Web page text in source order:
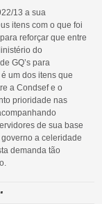
13 a sua
itens com o que foi
reforçar que entre
do
GQ’s para
um dos itens que
a Condsef e o
prioridade nas
de sua base
a celeridade
demanda tão